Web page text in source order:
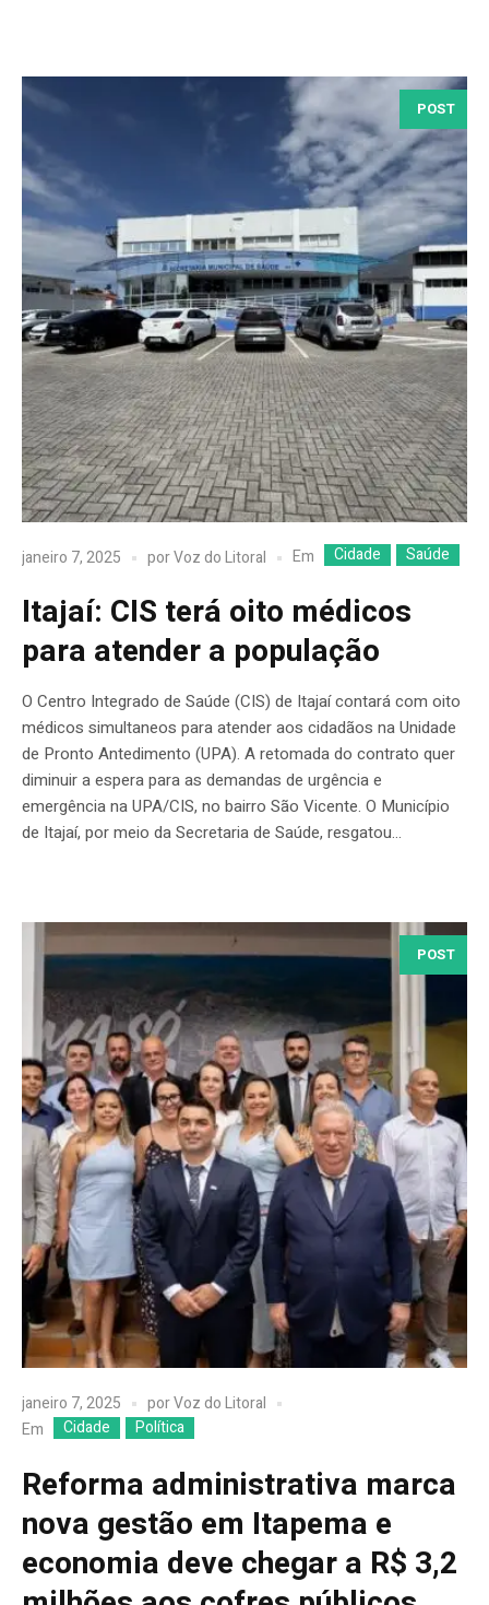
POST
janeiro 7, 2025 porVoz do Litoral Em Cidade Saúde
Itajaí: CIS terá oito médicos
para atender a população
O Centro Integrado de Saúde (CIS) de Itajaí contará com oito
médicos simultaneos para atender aos cidadãos na Unidade
de Pronto Antedimento (UPA). A retomada do contrato quer
diminuir a espera para as demandas de urgência e
emergência na UPA/CIS, no bairro São Vicente. O Município
de Itajaí, por meio da Secretaria de Saúde, resgatou...
POST
janeiro 7, 2025 porVoz do Litoral
Em
Cidade Política
Reforma administrativa marca
nova gestão em Itapema e
economia deve chegar a R$ 3,2